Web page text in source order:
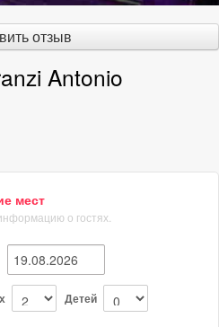
отзыв
Antonio
мест
о гостях.
Детей